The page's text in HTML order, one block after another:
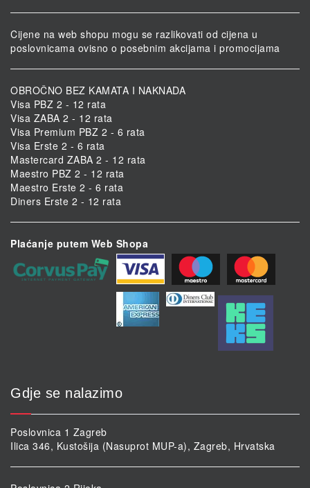
Cijene na web shopu mogu se razlikovati od cijena u
poslovnicama ovisno o posebnim akcijama i promocijama
OBROČNO BEZ KAMATA I NAKNADA
Visa PBZ 2 - 12 rata
Visa ZABA 2 - 12 rata
Visa Premium PBZ 2 - 6 rata
Visa Erste 2 - 6 rata
Mastercard ZABA 2 - 12 rata
Maestro PBZ 2 - 12 rata
Maestro Erste 2 - 6 rata
Diners Erste 2 - 12 rata
Plaćanje putem Web Shopa
Gdje se nalazimo
Poslovnica 1 Zagreb
Ilica 346, Kustošija (Nasuprot MUP-a), Zagreb, Hrvatska